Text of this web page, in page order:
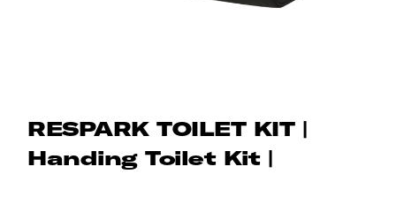
RESPARK TOILET KIT |
Handing Toilet Kit |